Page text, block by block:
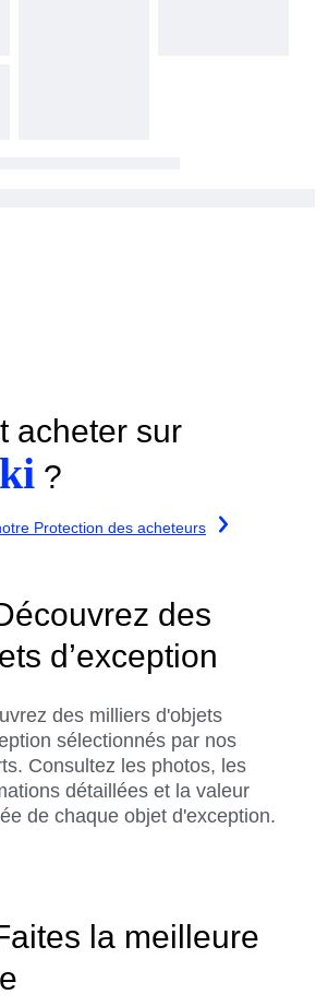
acheter sur
?
Protection des acheteurs
des
d’exception
des milliers d'objets
sélectionnés par nos
Consultez les photos, les
détaillées et la valeur
de chaque objet d'exception.
la meilleure